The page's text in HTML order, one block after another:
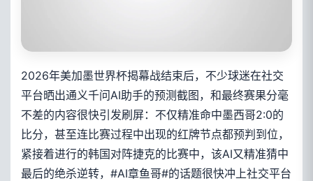
2026年美加墨世界杯揭幕战结束后，不少球迷在社交
平台晒出通义千问AI助手的预测截图，和最终赛果分毫
不差的内容很快引发刷屏：不仅精准命中墨西哥2:0的
比分，甚至连比赛过程中出现的红牌节点都预判到位，
紧接着进行的韩国对阵捷克的比赛中，该AI又精准猜中
最后的绝杀逆转，#AI章鱼哥#的话题很快冲上社交平台